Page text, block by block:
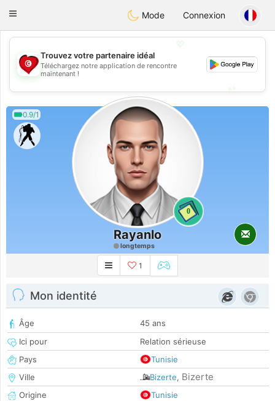
Tunisia Dating
Toggle
Mode Connexion
💖
💕
Trouvez votre partenaire idéal
Téléchargez notre application de rencontre
maintenant !
0.9/1
0
Rayanlo
longtemps
1
Mon identité
Âge
45 ans
Ici pour
Relation sérieuse
Pays
Tunisie
Ville
Bizerte, Bizerte
Origine
Tunisie